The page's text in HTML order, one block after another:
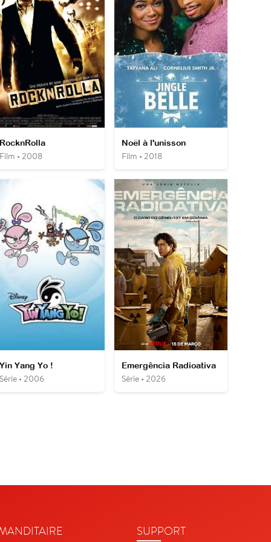
• 2008
Noël à l'unisson
Film • 2018
Yang Yo !
• 2006
Emergência Radioativa
Série • 2026
SUPPORT